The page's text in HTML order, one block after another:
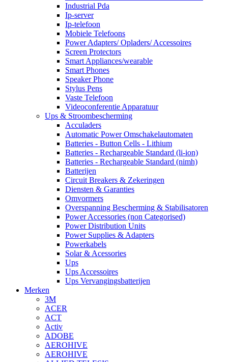
Industrial Pda
Ip-server
Ip-telefoon
Mobiele Telefoons
Power Adapters/ Opladers/ Accessoires
Screen Protectors
Smart Appliances/wearable
Smart Phones
Speaker Phone
Stylus Pens
Vaste Telefoon
Videoconferentie Apparatuur
Ups & Stroombescherming
Acculaders
Automatic Power Omschakelautomaten
Batteries - Button Cells - Lithium
Batteries - Rechargeable Standard (li-ion)
Batteries - Rechargeable Standard (nimh)
Batterijen
Circuit Breakers & Zekeringen
Diensten & Garanties
Omvormers
Overspanning Bescherming & Stabilisatoren
Power Accessories (non Categorised)
Power Distribution Units
Power Supplies & Adapters
Powerkabels
Solar & Acessories
Ups
Ups Accessoires
Ups Vervangingsbatterijen
Merken
3M
ACER
ACT
Activ
ADOBE
AEROHIVE
AEROHIVE